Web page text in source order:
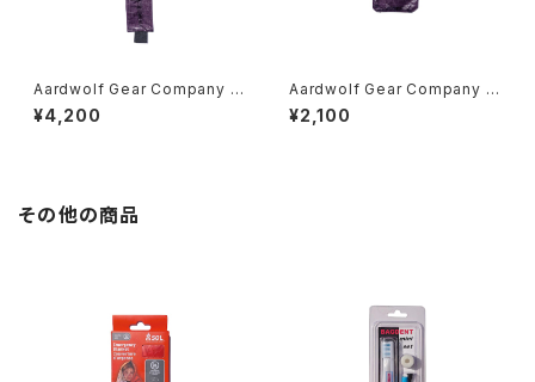
Aardwolf Gear Company /
Toothbrush Sleeve
¥4,200
Aardwolf Gear Company /
Mini Ditty Spoon Cover
¥2,100
その他の商品